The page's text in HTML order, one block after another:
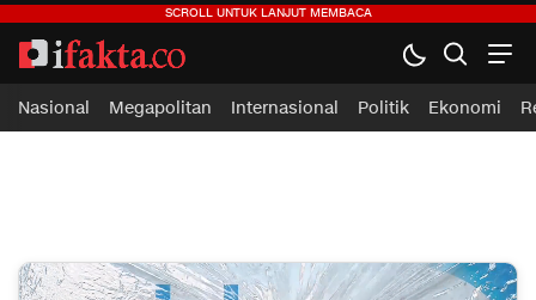
ifakta.co
#pastibenar
Nasional Megapolitan Internasional Politik Ekonomi